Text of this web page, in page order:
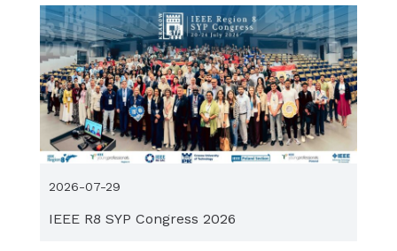
IEEE R8 SYP Congress 2026
2026-07-29